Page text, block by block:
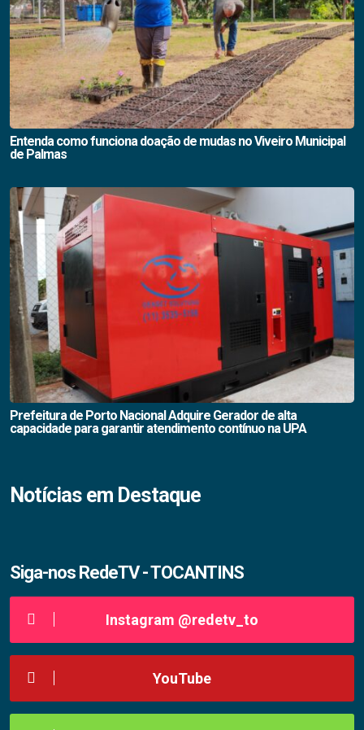
Entenda como funciona doação de mudas no Viveiro Municipal
de Palmas
Prefeitura de Porto Nacional Adquire Gerador de alta
capacidade para garantir atendimento contínuo na UPA
Notícias em Destaque
Siga-nos RedeTV - TOCANTINS
Instagram @redetv_to
YouTube